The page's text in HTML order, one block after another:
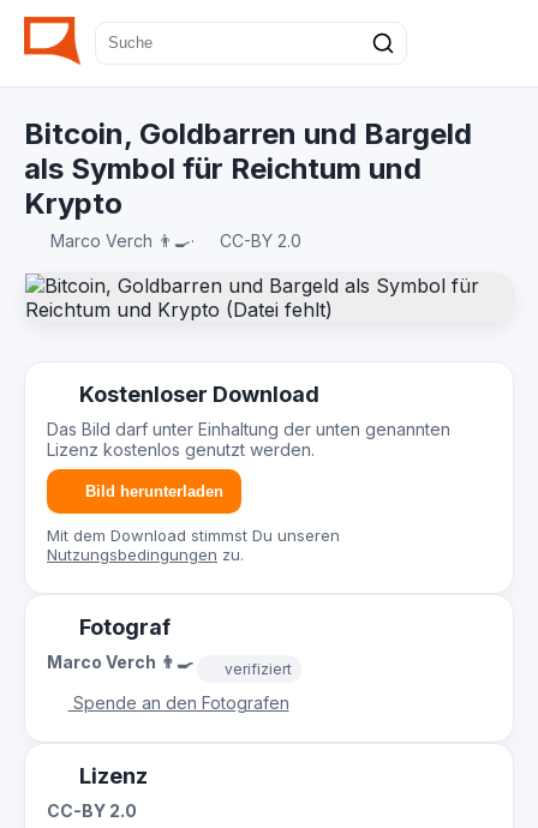
Bitcoin, Goldbarren und Bargeld
als Symbol für Reichtum und
Krypto
Marco Verch 👨‍🍳· CC-BY 2.0
Kostenloser Download
Das Bild darf unter Einhaltung der unten genannten
Lizenz kostenlos genutzt werden.
Bild herunterladen
Mit dem Download stimmst Du unseren
Nutzungsbedingungen zu.
Fotograf
Marco Verch 👨‍🍳 verifiziert
Spende an den Fotografen
Lizenz
CC-BY 2.0